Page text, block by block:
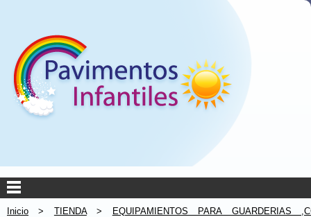
Inicio > TIENDA>
EQUIPAMIENTOS PARA GUARDERIAS